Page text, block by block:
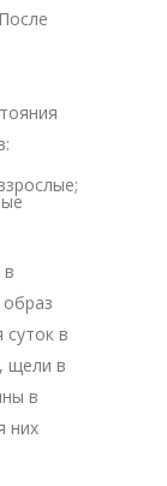
суток в
щели в
в
них